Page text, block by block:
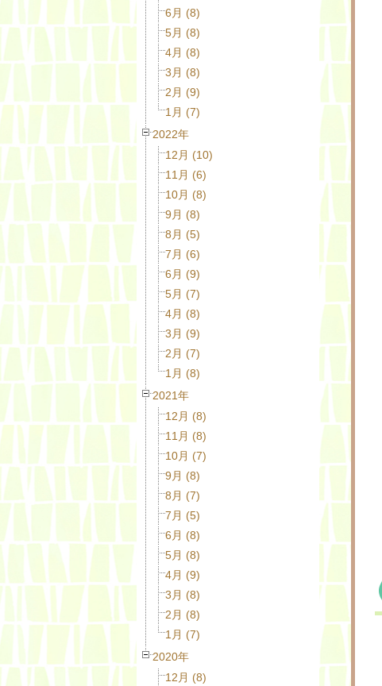
6月 (8)
5月 (8)
4月 (8)
3月 (8)
2月 (9)
1月 (7)
2022年
12月 (10)
11月 (6)
10月 (8)
9月 (8)
8月 (5)
7月 (6)
6月 (9)
5月 (7)
4月 (8)
3月 (9)
2月 (7)
1月 (8)
2021年
12月 (8)
11月 (8)
10月 (7)
9月 (8)
8月 (7)
7月 (5)
6月 (8)
5月 (8)
4月 (9)
3月 (8)
2月 (8)
1月 (7)
2020年
12月 (8)